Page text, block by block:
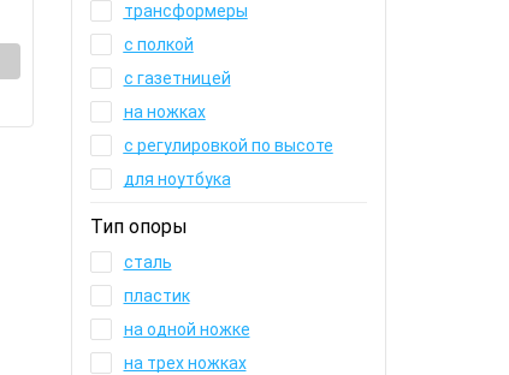
трансформеры
с полкой
с газетницей
на ножках
с регулировкой по высоте
для ноутбука
Тип опоры
сталь
пластик
на одной ножке
на трех ножках